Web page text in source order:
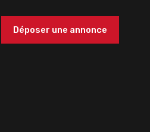
Déposer une annonce